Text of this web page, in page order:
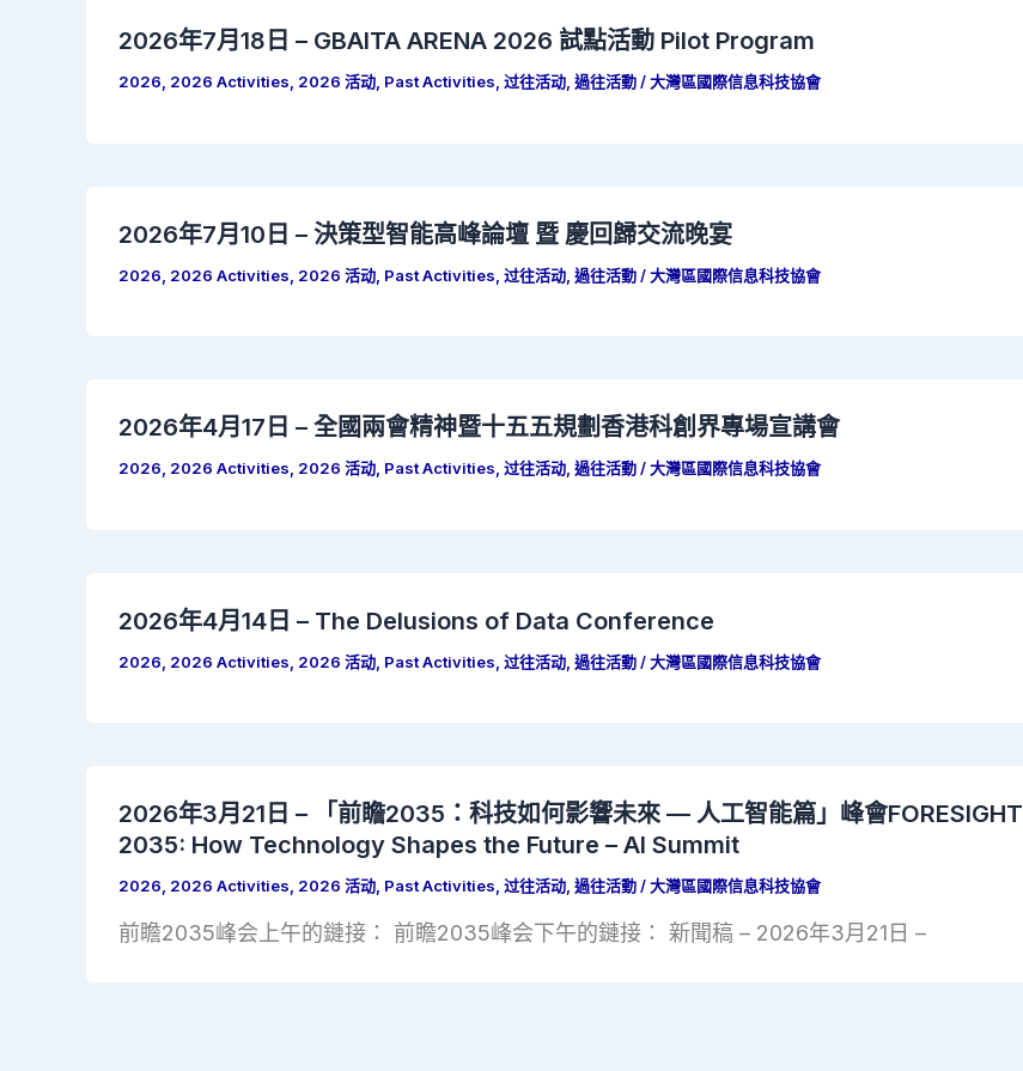
2026年7月18日 – GBAITA ARENA 2026 試點活動 Pilot Program
2026 2026 Activities 2026 活动 Past Activities 过往活动 過往活動/大灣區國際信息科技協會
2026年7月10日 – 決策型智能高峰論壇 暨 慶回歸交流晚宴
2026 2026 Activities 2026 活动 Past Activities 过往活动 過往活動/大灣區國際信息科技協會
2026年4月17日 – 全國兩會精神暨十五五規劃香港科創界專場宣講會
2026, 2026 Activities, 2026 活动, Past Activities, 过往活动, 過往活動/大灣區國際信息科技協會
2026年4月14日 – The Delusions of Data Conference
2026 2026 Activities 2026 活动 Past Activities 过往活动 過往活動/大灣區國際信息科技協會
2026年3月21日 – 「前瞻2035：科技如何影響未來 — 人工智能篇」峰會FORESIGHT
2035: How Technology Shapes the Future – AI Summit
2026, 2026 Activities, 2026 活动, Past Activities, 过往活动, 過往活動/大灣區國際信息科技協會
前瞻2035峰会上午的鏈接： 前瞻2035峰会下午的鏈接： 新聞稿 – 2026年3月21日 –